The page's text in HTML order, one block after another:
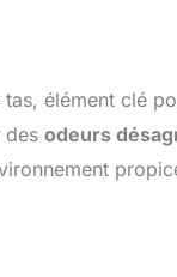
élément clé
des odeurs